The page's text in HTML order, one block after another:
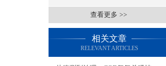
查看更多 >>
相关文章
RELEVANT ARTICLES